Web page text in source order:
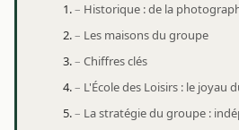
Historique : de la
Les maisons du groupe
Chiffres clés
L'École des Loisirs : le joyau
La stratégie du groupe :